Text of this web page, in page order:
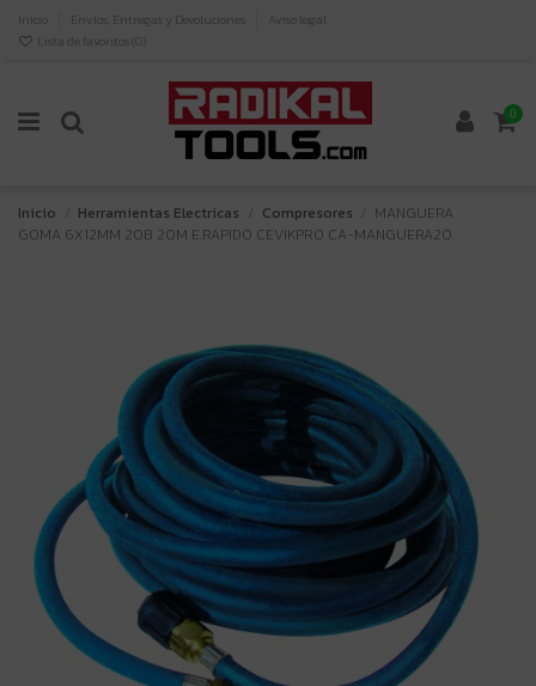
Inicio Envíos, Entregas y Devoluciones
Aviso legal
Lista de favoritos ( 0)
0
Inicio Herramientas Electricas Compresores
MANGUERA
GOMA 6X12MM 20B 20M E.RAPIDO CEVIKPRO CA-MANGUERA20